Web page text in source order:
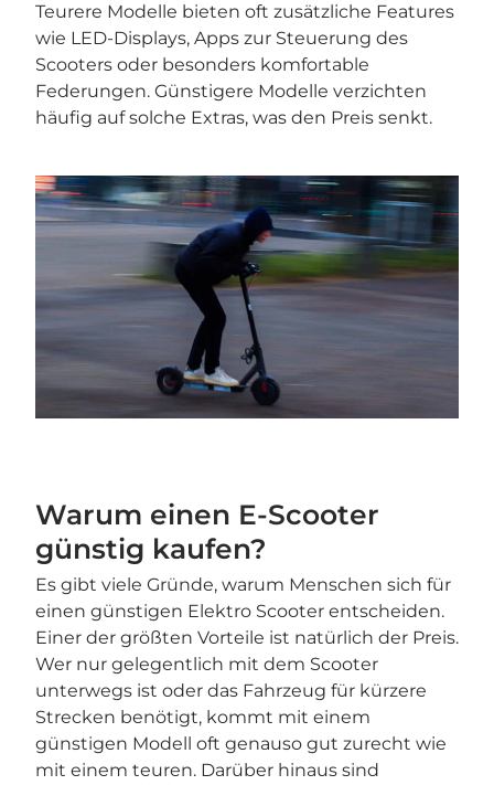
Teurere Modelle bieten oft zusätzliche Features
wie LED-Displays, Apps zur Steuerung des
Scooters oder besonders komfortable
Federungen. Günstigere Modelle verzichten
häufig auf solche Extras, was den Preis senkt.
Warum einen E-Scooter
günstig kaufen?
Es gibt viele Gründe, warum Menschen sich für
einen günstigen Elektro Scooter entscheiden.
Einer der größten Vorteile ist natürlich der Preis.
Wer nur gelegentlich mit dem Scooter
unterwegs ist oder das Fahrzeug für kürzere
Strecken benötigt, kommt mit einem
günstigen Modell oft genauso gut zurecht wie
mit einem teuren. Darüber hinaus sind